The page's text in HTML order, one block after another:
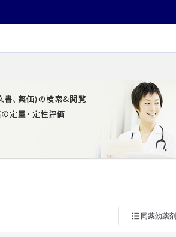
同薬効薬剤